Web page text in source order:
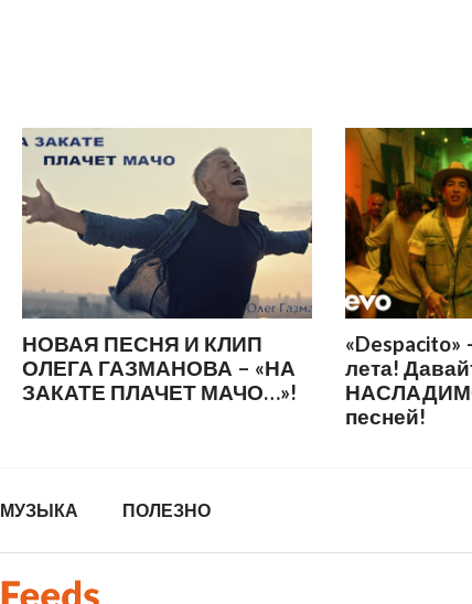
НОВАЯ ПЕСНЯ И КЛИП
ОЛЕГА ГАЗМАНОВА – «НА
ЗАКАТЕ ПЛАЧЕТ МАЧО…»!
лета!
песней!
МУЗЫКА ПОЛЕЗНО